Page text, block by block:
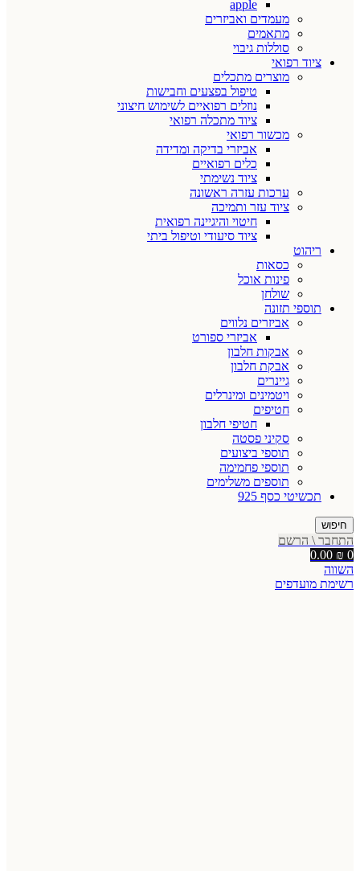
apple
מעמדים ואביזרים
מתאמים
סוללות גיבוי
ציוד רפואי
מוצרים מתכלים
טיפול בפצעים וחבישות
נוזלים רפואיים לשימוש חיצוני
ציוד מתכלה רפואי
מכשור רפואי
אביזרי בדיקה ומדידה
כלים רפואיים
ציוד נשימתי
ערכות עזרה ראשונה
ציוד עזר ותמיכה
חיטוי והיגיינה רפואית
ציוד סיעודי וטיפול ביתי
ריהוט
כסאות
פינות אוכל
שולחן
תוספי תזונה
אביזרים נלווים
אביזרי ספורט
אבקות חלבון
אבקת חלבון
גיינרים
ויטמינים ומינרלים
חטיפים
חטיפי חלבון
סקיני פסטה
תוספי ביצועים
תוספי פחמימה
תוספים משלימים
תכשיטי כסף 925
חיפוש
התחבר \ הרשם
0
0.00 ₪
השווה
רשימת מועדפים